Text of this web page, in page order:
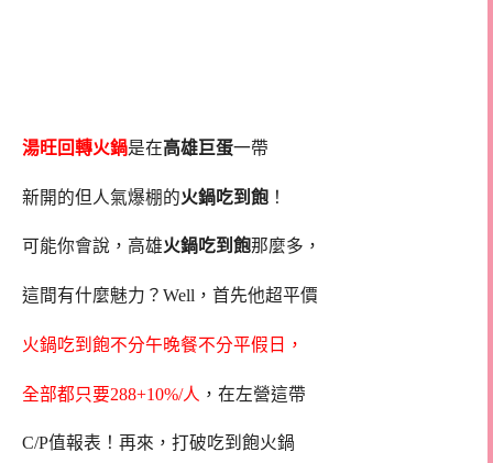
湯旺回轉火鍋是在高雄巨蛋一帶
新開的但人氣爆棚的火鍋吃到飽 ！
可能你會說，高雄火鍋吃到飽那麼多，
這間有什麼魅力？Well，首先他超平價
火鍋吃到飽不分午晚餐不分平假日，
全部都只要288+10%/人 ，在左營這帶
C/P值報表！再來，打破吃到飽火鍋